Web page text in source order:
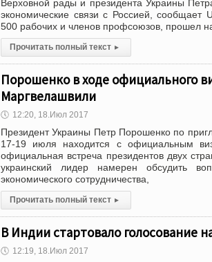
Верховной рады и президента Украины
экономические связи с Россией, сообщает
500 рабочих и членов профсоюзов, прошел
Прочитать полный текст ▸
Порошенко в ходе официального
Маргвелашвили
🕔 12:20, 18.Июл 2017
Президент Украины Петр Порошенко по
17-19 июля находится с официальным
официальная встреча президентов двух
украинский лидер намерен обсудить
экономического сотрудничества,
Прочитать полный текст ▸
В Индии стартовало голосование
🕔 12:19, 18.Июл 2017